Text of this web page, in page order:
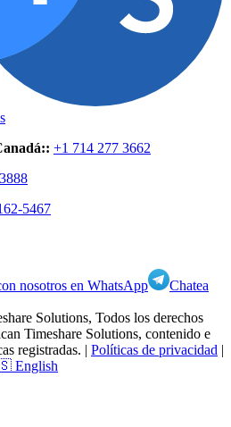
: +1 714 277 3662
5467
nosotros en WhatsApp
Chatea
Solutions, Todos los derechos
Timeshare Solutions, contenido e
registradas. | Políticas de privacidad |
English